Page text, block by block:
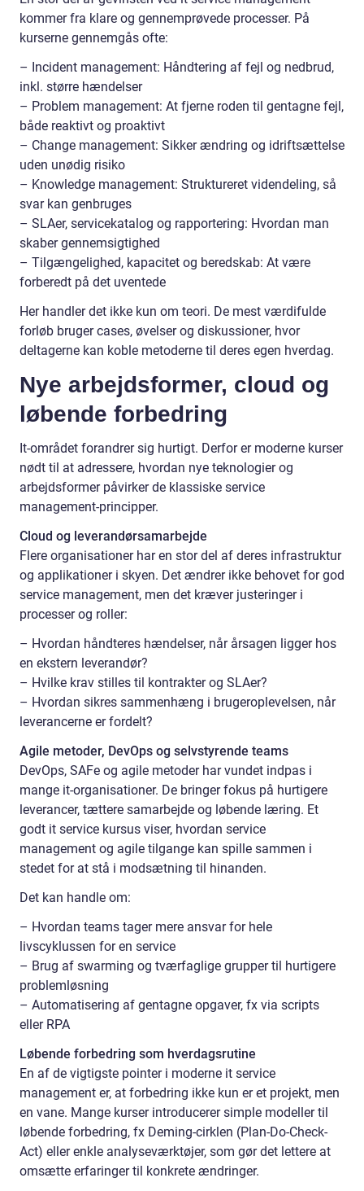
kommer fra klare og gennemprøvede processer. På
kurserne gennemgås ofte:
– Incident management: Håndtering af fejl og nedbrud,
inkl. større hændelser
– Problem management: At fjerne roden til gentagne fejl,
både reaktivt og proaktivt
– Change management: Sikker ændring og idriftsættelse
uden unødig risiko
– Knowledge management: Struktureret videndeling, så
svar kan genbruges
– SLAer, servicekatalog og rapportering: Hvordan man
skaber gennemsigtighed
– Tilgængelighed, kapacitet og beredskab: At være
forberedt på det uventede
Her handler det ikke kun om teori. De mest værdifulde
forløb bruger cases, øvelser og diskussioner, hvor
deltagerne kan koble metoderne til deres egen hverdag.
Nye arbejdsformer, cloud og
løbende forbedring
It-området forandrer sig hurtigt. Derfor er moderne kurser
nødt til at adressere, hvordan nye teknologier og
arbejdsformer påvirker de klassiske service
management-principper.
Cloud og leverandørsamarbejde
Flere organisationer har en stor del af deres infrastruktur
og applikationer i skyen. Det ændrer ikke behovet for god
service management, men det kræver justeringer i
processer og roller:
– Hvordan håndteres hændelser, når årsagen ligger hos
en ekstern leverandør?
– Hvilke krav stilles til kontrakter og SLAer?
– Hvordan sikres sammenhæng i brugeroplevelsen, når
leverancerne er fordelt?
Agile metoder, DevOps og selvstyrende teams
DevOps, SAFe og agile metoder har vundet indpas i
mange it-organisationer. De bringer fokus på hurtigere
leverancer, tættere samarbejde og løbende læring. Et
godt it service kursus viser, hvordan service
management og agile tilgange kan spille sammen i
stedet for at stå i modsætning til hinanden.
Det kan handle om:
– Hvordan teams tager mere ansvar for hele
livscyklussen for en service
– Brug af swarming og tværfaglige grupper til hurtigere
problemløsning
– Automatisering af gentagne opgaver, fx via scripts
eller RPA
Løbende forbedring som hverdagsrutine
En af de vigtigste pointer i moderne it service
management er, at forbedring ikke kun er et projekt, men
en vane. Mange kurser introducerer simple modeller til
løbende forbedring, fx Deming-cirklen (Plan-Do-Check-
Act) eller enkle analyseværktøjer, som gør det lettere at
omsætte erfaringer til konkrete ændringer.